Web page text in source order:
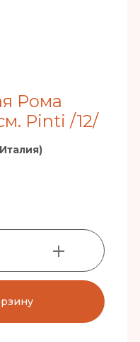
Рома
Pinti /12/